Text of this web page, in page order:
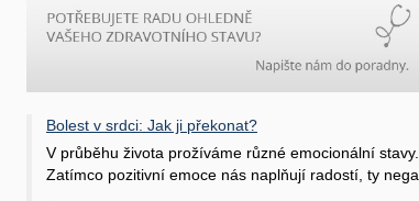
Bolest v srdci: Jak ji překonat?
V průběhu života prožíváme různé emocionální stavy.
Zatímco pozitivní emoce nás naplňují radostí, ty nega